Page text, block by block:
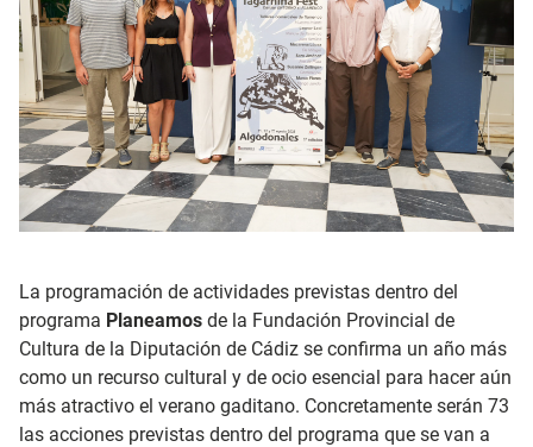
La programación de actividades previstas dentro del
programa Planeamos de la Fundación Provincial de
Cultura de la Diputación de Cádiz se confirma un año más
como un recurso cultural y de ocio esencial para hacer aún
más atractivo el verano gaditano. Concretamente serán 73
las acciones previstas dentro del programa que se van a